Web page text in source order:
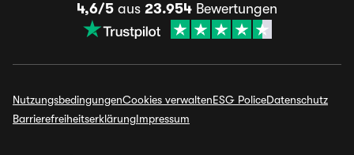
4,6/5 aus 23.954 Bewertungen
NutzungsbedingungenCookies verwaltenESG PoliceDatenschutz
BarrierefreiheitserklärungImpressum